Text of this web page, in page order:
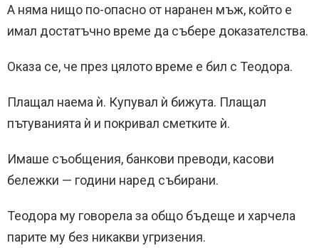
А няма нищо по-опасно от наранен мъж, който е
имал достатъчно време да събере доказателства.
Оказа се, че през цялото време е бил с Теодора.
Плащал наема ѝ. Купувал ѝ бижута. Плащал
пътуванията ѝ и покривал сметките ѝ.
Имаше съобщения, банкови преводи, касови
бележки — години наред събирани.
Теодора му говорела за общо бъдеще и харчела
парите му без никакви угризения.